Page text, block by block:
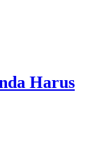
Harus